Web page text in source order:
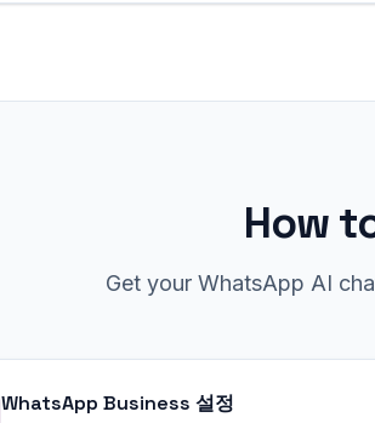
How
Get your WhatsApp AI
WhatsApp Business 설정